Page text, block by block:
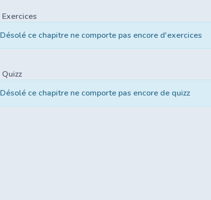
Exercices
Désolé ce chapitre ne comporte pas encore d'exercices
Quizz
Désolé ce chapitre ne comporte pas encore de quizz